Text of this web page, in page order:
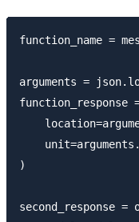
function_name =
arguments =
function_response
)
second_response =